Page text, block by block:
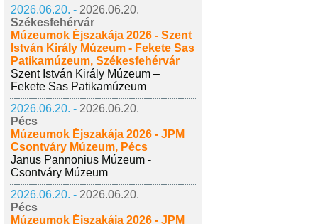
2026.06.20. - 2026.06.20.
Székesfehérvár
Múzeumok Éjszakája 2026 - Szent
István Király Múzeum - Fekete Sas
Patikamúzeum, Székesfehérvár
Szent István Király Múzeum –
Fekete Sas Patikamúzeum
2026.06.20. - 2026.06.20.
Pécs
Múzeumok Éjszakája 2026 - JPM
Csontváry Múzeum, Pécs
Janus Pannonius Múzeum -
Csontváry Múzeum
2026.06.20. - 2026.06.20.
Pécs
Múzeumok Éjszakája 2026 - JPM